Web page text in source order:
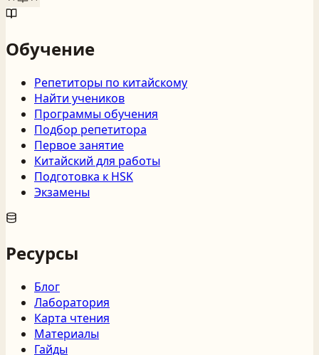
Обучение
Репетиторы по китайскому
Найти учеников
Программы обучения
Подбор репетитора
Первое занятие
Китайский для работы
Подготовка к HSK
Экзамены
Ресурсы
Блог
Лаборатория
Карта чтения
Материалы
Гайды